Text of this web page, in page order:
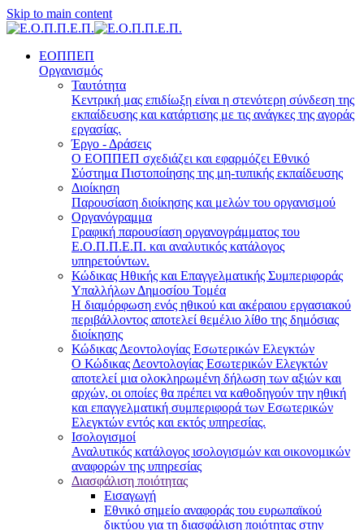
Skip to main content
ΕΟΠΠΕΠ
Οργανισμός
Ταυτότητα
Κεντρική μας επιδίωξη είναι η στενότερη σύνδεση της
εκπαίδευσης και κατάρτισης με τις ανάγκες της αγοράς
εργασίας.
Έργο - Δράσεις
Ο ΕΟΠΠΕΠ σχεδιάζει και εφαρμόζει Eθνικό
Σύστημα Πιστοποίησης της μη-τυπικής εκπαίδευσης
Διοίκηση
Παρουσίαση διοίκησης και μελών του οργανισμού
Οργανόγραμμα
Γραφική παρουσίαση οργανογράμματος του
Ε.Ο.Π.Π.Ε.Π. και αναλυτικός κατάλογος
υπηρετούντων.
Κώδικας Ηθικής και Επαγγελματικής Συμπεριφοράς
Υπαλλήλων Δημοσίου Τομέα
Η διαμόρφωση ενός ηθικού και ακέραιου εργασιακού
περιβάλλοντος αποτελεί θεμέλιο λίθο της δημόσιας
διοίκησης
Κώδικας Δεοντολογίας Εσωτερικών Ελεγκτών
Ο Κώδικας Δεοντολογίας Εσωτερικών Ελεγκτών
αποτελεί μια ολοκληρωμένη δήλωση των αξιών και
αρχών, οι οποίες θα πρέπει να καθοδηγούν την ηθική
και επαγγελματική συμπεριφορά των Εσωτερικών
Ελεγκτών εντός και εκτός υπηρεσίας.
Ισολογισμοί
Αναλυτικός κατάλογος ισολογισμών και οικονομικών
αναφορών της υπηρεσίας
Διασφάλιση ποιότητας
Εισαγωγή
Εθνικό σημείο αναφοράς του ευρωπαϊκού
δικτύου για τη διασφάλιση ποιότητας στην